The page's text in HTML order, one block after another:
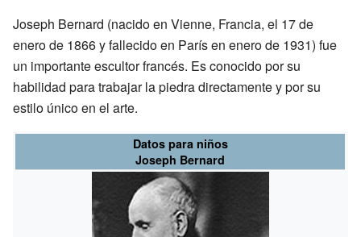
Joseph Bernard (nacido en Vienne, Francia, el 17 de
enero de 1866 y fallecido en París en enero de 1931) fue
un importante escultor francés. Es conocido por su
habilidad para trabajar la piedra directamente y por su
estilo único en el arte.
Datos para niños
Joseph Bernard